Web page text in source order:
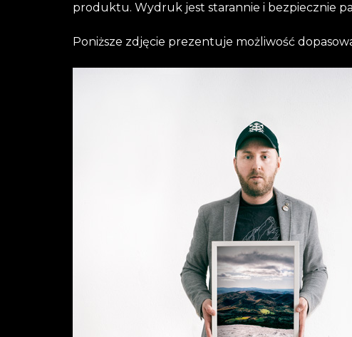
produktu. Wydruk jest starannie i bezpiecznie
Poniższe zdjęcie prezentuje możliwość